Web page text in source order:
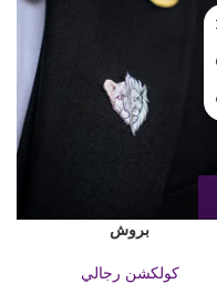
بروش
كولكشن رجالي